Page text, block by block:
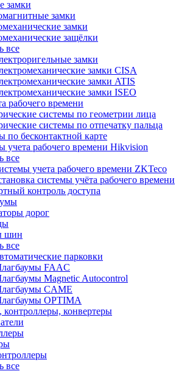
замки
замки
замки
защёлки
все
замки
замки CISA
замки ATIS
замки ISEO
рабочего времени
системы по геометрии лица
системы по отпечатку пальца
по бесконтактной карте
учета рабочего времени Hikvision
все
учета рабочего времени ZKTeco
системы учёта рабочего времени
контроль доступа
дорог
шин
все
парковки
FAAC
Magnetic Autocontrol
CAME
OPTIMA
конвертеры
все